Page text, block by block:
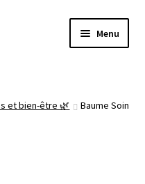
Menu
et bien-être 🌿
Baume Soin
métropolitaine